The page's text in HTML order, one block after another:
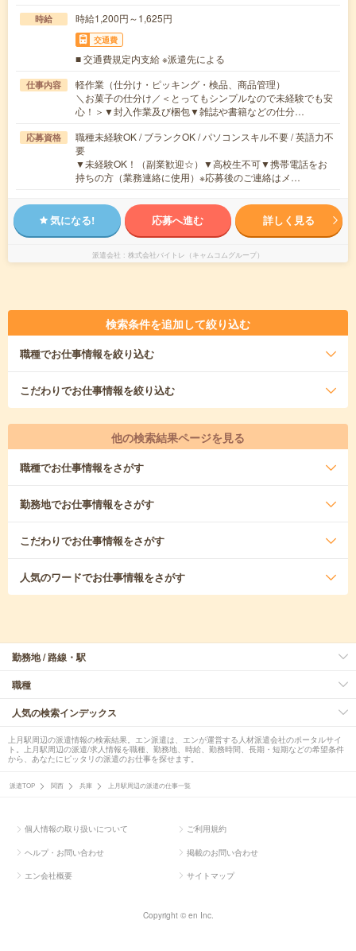
時給 時給1,200円～1,625円
交通費
■ 交通費規定内支給 ※派遣先による
仕事内容
軽作業（仕分け・ピッキング・検品、商品管理）
＼お菓子の仕分け／＜とってもシンプルなので未経験でも安
心！＞▼封入作業及び梱包▼雑誌や書籍などの仕分…
応募資格
職種未経験OK / ブランクOK / パソコンスキル不要 / 英語力不
要
▼未経験OK！（副業歓迎☆）▼高校生不可▼携帯電話をお
持ちの方（業務連絡に使用）※応募後のご連絡はメ…
気になる! 応募へ進む 詳しく見る
派遣会社 株式会社バイトレ（キャムコムグループ）
検索条件を追加して絞り込む
職種でお仕事情報を絞り込む
こだわりでお仕事情報を絞り込む
他の検索結果ページを見る
職種でお仕事情報をさがす
勤務地でお仕事情報をさがす
こだわりでお仕事情報をさがす
人気のワードでお仕事情報をさがす
勤務地 / 路線・駅
職種
人気の検索インデックス
上月駅周辺の派遣情報の検索結果。エン派遣は、エンが運営する人材派遣会社のポータルサイ
ト。上月駅周辺の派遣/求人情報を職種、勤務地、時給、勤務時間、長期・短期などの希望条件
から、あなたにピッタリの派遣のお仕事を探せます。
派遣TOP 関西 兵庫 上月駅周辺の派遣の仕事一覧
個人情報の取り扱いについて ご利用規約
ヘルプ・お問い合わせ 掲載のお問い合わせ
エン会社概要 サイトマップ
Copyright © en Inc.